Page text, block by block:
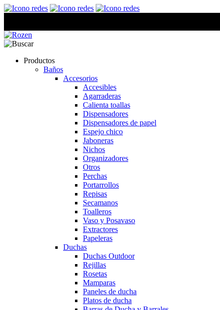
Productos
Baños
Accesorios
Accesibles
Agarraderas
Calienta toallas
Dispensadores
Dispensadores de papel
Espejo chico
Jaboneras
Nichos
Organizadores
Otros
Perchas
Portarrollos
Repisas
Secamanos
Toalleros
Vaso y Posavaso
Extractores
Papeleras
Duchas
Duchas Outdoor
Rejillas
Rosetas
Mamparas
Paneles de ducha
Platos de ducha